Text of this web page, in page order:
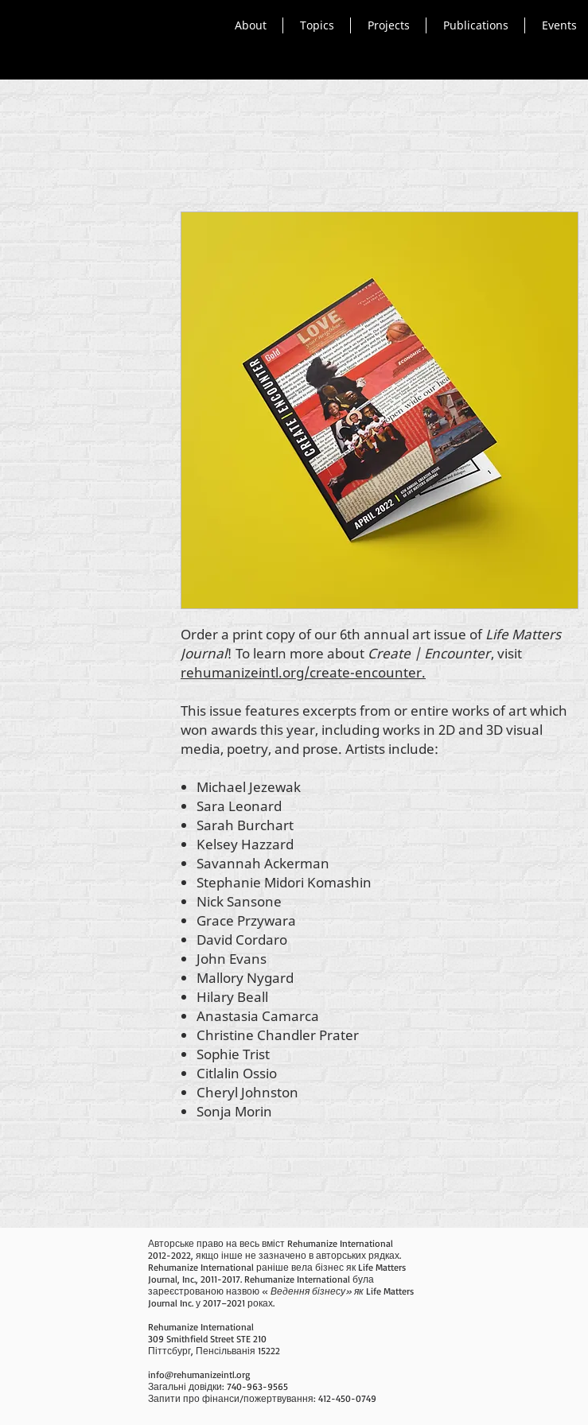
About Topics Projects Publications Events
Order a print copy of our 6th annual art issue ofLife Matters
Journal! To learn more about Create | Encounter, visit
rehumanizeintl.org/create-encounter.
This issue features excerpts from or entire works of art which
won awards this year, including works in 2D and 3D visual
media, poetry, and prose. Artists include:
Michael Jezewak
Sara Leonard
Sarah Burchart
Kelsey Hazzard
Savannah Ackerman
Stephanie Midori Komashin
Nick Sansone
Grace Przywara
David Cordaro
John Evans
Mallory Nygard
Hilary Beall
Anastasia Camarca
Christine Chandler Prater
Sophie Trist
Citlalin Ossio
Cheryl Johnston
Sonja Morin
Авторське право на весь вміст Rehumanize International
2012-2022, якщо інше не зазначено в авторських рядках.
Rehumanize International раніше вела бізнес як Life Matters
Journal, Inc., 2011-2017. Rehumanize International була
зареєстрованою назвою « Ведення бізнесу» як Life Matters
Journal Inc. у 2017–2021 роках.
Rehumanize International
309 Smithfield Street STE 210
Піттсбург, Пенсільванія 15222
info@rehumanizeintl.org
Загальні довідки: 740-963-9565
Запити про фінанси/пожертвування: 412-450-0749